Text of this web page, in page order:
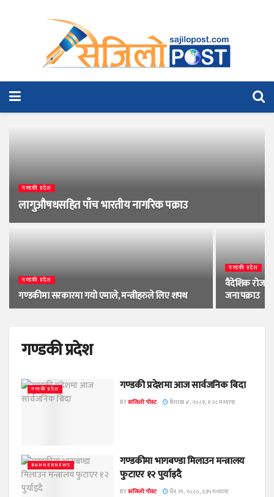
गण्डकी प्रदेश
लागुऔषधसहित पाँच भारतीय नागरिक पक्राउ
गण्डकी प्रदेश
गण्डकीमा सरकारमा गयो एमाले, मन्त्रीहरुले लिए शपथ
गण्डकी प्रदेश
वैदेशिक
जना पक्राउ
गण्डकी प्रदेश
गण्डकी प्रदेश गण्डकी प्रदेशमा आज सार्वजनिक बिदा
BYसजिलो पोस्ट बैशाख ४, २०८१, १:२८ मध्यान्ह
BANNERNEWS
गण्डकीमा भागबण्डा मिलाउन मन्त्रालय
फुटाएर १२ पुर्याइदै
BYसजिलो पोस्ट चैत्र २९, २०८०, ३:३५ मध्यान्ह